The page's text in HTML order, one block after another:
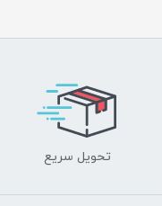
تحویل سریع